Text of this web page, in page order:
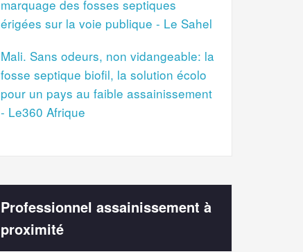
marquage des fosses septiques
érigées sur la voie publique - Le Sahel
Mali. Sans odeurs, non vidangeable: la
fosse septique biofil, la solution écolo
pour un pays au faible assainissement
- Le360 Afrique
Professionnel assainissement à
proximité